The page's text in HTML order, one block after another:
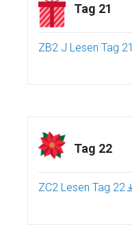
Tag 21
ZB2 J Lesen Tag 21
Tag 22
ZC2 Lesen Tag 22